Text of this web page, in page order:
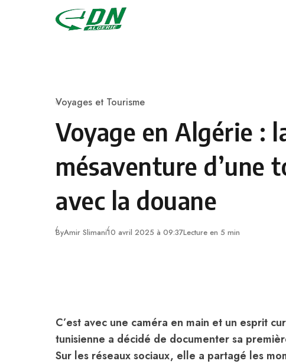
Skip to content
Category
Voyages et Tourisme
Voyage en Algérie :
mésaventure d’une
avec la douane
ByAmir Slimani10 avril 2025 à 09:37Lecture en 5 min
C’est avec une caméra en main et un esprit
tunisienne a décidé de documenter sa
Sur les réseaux sociaux, elle a partagé les